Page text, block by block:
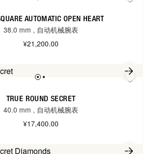
AUTOMATIC OPEN HEART
38.0 mm , 自动机械腕表
¥21,200.00
TRUE ROUND SECRET
40.0 mm , 自动机械腕表
¥17,400.00